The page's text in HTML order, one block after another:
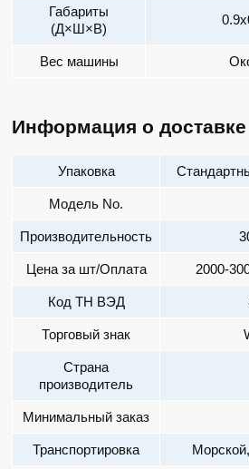
Габариты
(Д×Ш×В)
Вес машины
Информация о доставке
Упаковка
Модель No.
Производительность
Цена за шт/Оплата 2000-
Код ТН ВЭД
Торговый знак
Страна
производитель
Минимальный заказ
Транспортировка